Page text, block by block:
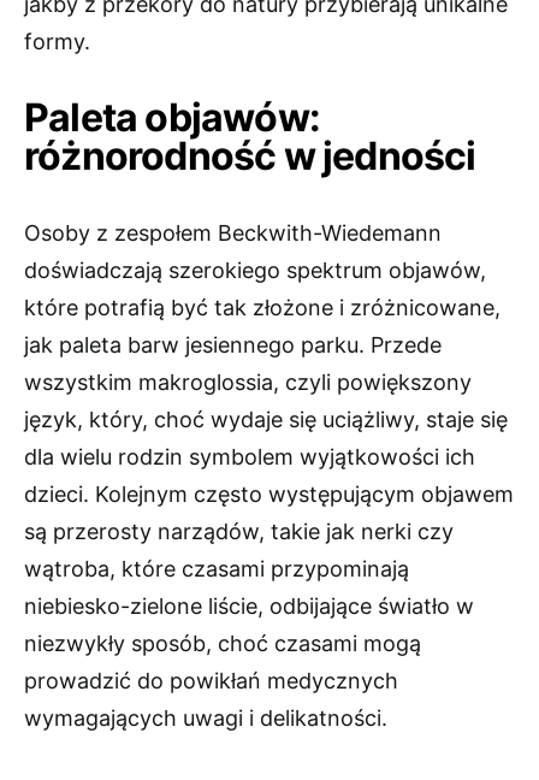
formy.
Paleta objawów:
różnorodność w jedności
Osoby z zespołem Beckwith-Wiedemann
doświadczają szerokiego spektrum objawów,
które potrafią być tak złożone i zróżnicowane,
jak paleta barw jesiennego parku. Przede
wszystkim makroglossia, czyli powiększony
język, który, choć wydaje się uciążliwy, staje się
dla wielu rodzin symbolem wyjątkowości ich
dzieci. Kolejnym często występującym objawem
są przerosty narządów, takie jak nerki czy
wątroba, które czasami przypominają
niebiesko-zielone liście, odbijające światło w
niezwykły sposób, choć czasami mogą
prowadzić do powikłań medycznych
wymagających uwagi i delikatności.